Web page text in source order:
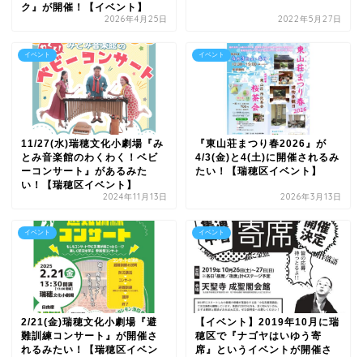
ク』が開催！【イベント】
2026年4月25日 2022年5月27日
イベント
11/27(水)瑞穂文化小劇場『み
とみ音楽館のわくわく！ベビ
ーコンサート』があるみた
い！【瑞穂区イベント】
2024年11月13日
イベント
『東山荘まつり春2026』が
4/3(金)と4(土)に開催されるみ
たい！【瑞穂区イベント】
2026年3月13日
イベント
2/21(金)瑞穂文化小劇場『避
難訓練コンサート』が開催さ
れるみたい！【瑞穂区イベン
イベント
【イベント】2019年10月に瑞
穂区で『ナゴヤはいゆう寄
席』というイベントが開催さ